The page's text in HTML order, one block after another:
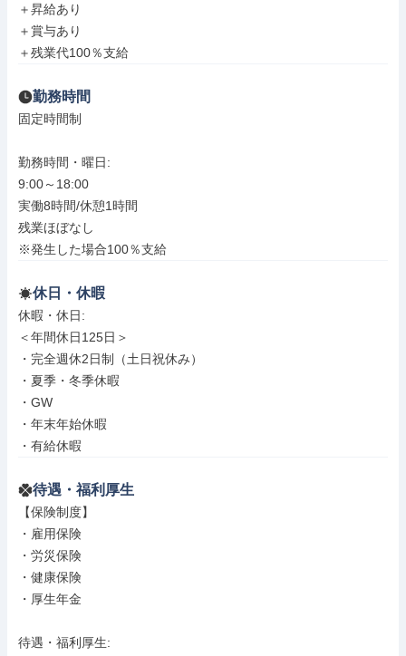
＋昇給あり
＋賞与あり
＋残業代100％支給
勤務時間
固定時間制
勤務時間・曜日:
9:00～18:00
実働8時間/休憩1時間
残業ほぼなし
※発生した場合100％支給
休日・休暇
休暇・休日:
＜年間休日125日＞
・完全週休2日制（土日祝休み）
・夏季・冬季休暇
・GW
・年末年始休暇
・有給休暇
待遇・福利厚生
【保険制度】
・雇用保険
・労災保険
・健康保険
・厚生年金
待遇・福利厚生: